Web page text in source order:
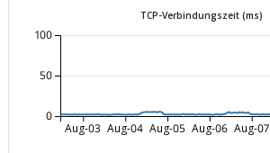
TCP-Verbindungszeit (ms)
Aug-03 Aug-04 Aug-05 Aug-06 Aug-07
0
50
100